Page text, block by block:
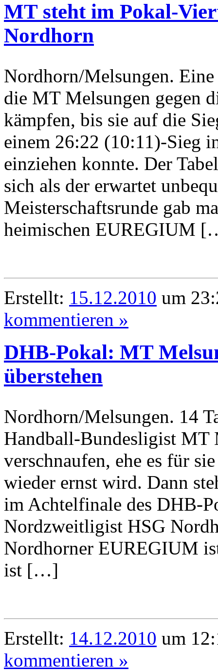
MT steht im Pokal-
Nordhorn
Nordhorn/Melsungen.
die MT Melsungen gegen
kämpfen, bis sie auf die
einem 26:22 (10:11)-Sieg
einziehen konnte. Der
sich als der erwartet
Meisterschaftsrunde gab
heimischen EUREGIUM
Erstellt: 15.12.2010 um
kommentieren »
DHB-Pokal: MT
überstehen
Nordhorn/Melsungen. 14
Handball-Bundesligist MT
verschnaufen, ehe es für
wieder ernst wird. Dann
im Achtelfinale des DHB-
Nordzweitligist HSG
Nordhorner EUREGIUM
ist […]
Erstellt: 14.12.2010 um
kommentieren »